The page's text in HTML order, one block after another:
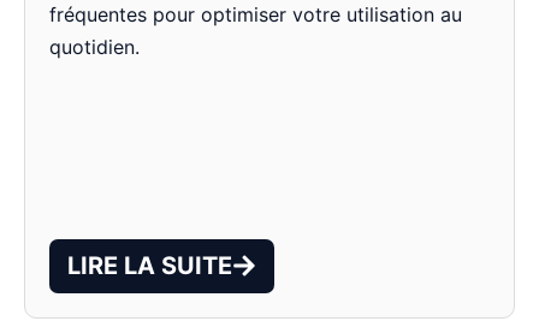
fréquentes pour optimiser votre utilisation au
quotidien.
LIRE LA SUITE